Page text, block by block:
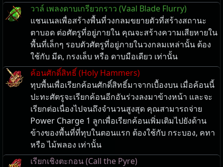
วาล์ เพลงดาบเกรียวกราว (Vaal Blade Flurry)
แชนเนลเพื่อสร้างพื้นที่วงกลมขยายตัวที่สร้างสถานะ
ตาบอด ต่อศัตรูที่อยู่ภายใน คุณจะสร้างความเสียหายใน
พื้นที่เล็กๆ รอบตัวศัตรูที่อยู่ภายในวงกลมเหล่านั้น ต้อง
ใช้กับ มีด, กรงเล็บ หรือ ดาบมือเดียว เท่านั้น
ค้อนศักดิ์สิทธิ์ (Holy Hammers)
ทุบพื้นเพื่อเรียกค้อนศักดิ์สิทธิ์มาจากเบื้องบน เมื่อค้อนนี้
ปะทะศัตรูจะเรียกค้อนอีกอันร่วงลงมาข้างหน้า และจะ
เรียกต่อเนื่องไปจนถึงจำนวนสูงสุด คุณสามารถจ่าย
Power Charge 1 ลูกเพื่อเรียกค้อนเพิ่มเติมไปยังด้าน
ข้างของพื้นที่ที่ทุบในตอนแรก ต้องใช้กับ กระบอง, คทา
หรือ ไม้พลอง เท่านั้น
เรียกเชิงตะกอน (Call the Pyre)